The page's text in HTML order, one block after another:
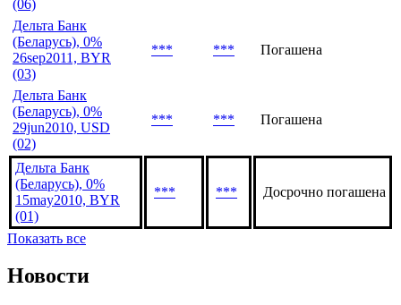
(06)
Дельта Банк
(Беларусь), 0%
26sep2011, BYR
(03)
*** *** Погашена
Дельта Банк
(Беларусь), 0%
29jun2010, USD
(02)
*** *** Погашена
Дельта Банк
(Беларусь), 0%
15may2010, BYR
(01)
*** *** Досрочно погашена
Показать все
Новости